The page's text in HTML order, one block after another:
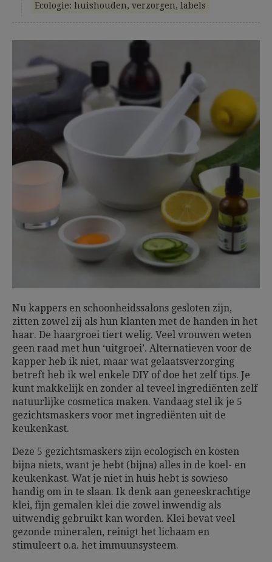
Ecologie: huishouden, verzorgen, labels
Nu kappers en schoonheidssalons gesloten zijn,
zitten zowel zij als hun klanten met de handen in het
haar. De haargroei tiert welig. Veel vrouwen weten
geen raad met hun ‘uitgroei’. Alternatieven voor de
kapper heb ik niet, maar wat gelaatsverzorging
betreft heb ik wel enkele DIY of doe het zelf tips. Je
kunt makkelijk en zonder al teveel ingrediënten zelf
natuurlijke cosmetica maken. Vandaag stel ik je 5
gezichtsmaskers voor met ingrediënten uit de
keukenkast.
Deze 5 gezichtsmaskers zijn ecologisch en kosten
bijna niets, want je hebt (bijna) alles in de koel- en
keukenkast. Wat je niet in huis hebt is sowieso
handig om in te slaan. Ik denk aan geneeskrachtige
klei, fijn gemalen klei die zowel inwendig als
uitwendig gebruikt kan worden. Klei bevat veel
gezonde mineralen, reinigt het lichaam en
stimuleert o.a. het immuunsysteem.